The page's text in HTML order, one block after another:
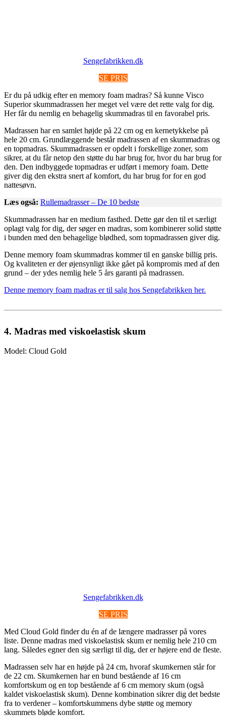
Sengefabrikken.dk
SE PRIS
Er du på udkig efter en memory foam madras? Så kunne Visco
Superior skummadrassen her meget vel være det rette valg for dig.
Her får du nemlig en behagelig skummadras til en favorabel pris.
Madrassen har en samlet højde på 22 cm og en kernetykkelse på
hele 20 cm. Grundlæggende består madrassen af en skummadras og
en topmadras. Skummadrassen er opdelt i forskellige zoner, som
sikrer, at du får netop den støtte du har brug for, hvor du har brug for
den. Den indbyggede topmadras er udført i memory foam. Dette
giver dig den ekstra snert af komfort, du har brug for for en god
nattesøvn.
Læs også: Rullemadrasser – De 10 bedste
Skummadrassen har en medium fasthed. Dette gør den til et særligt
oplagt valg for dig, der søger en madras, som kombinerer solid støtte
i bunden med den behagelige blødhed, som topmadrassen giver dig.
Denne memory foam skummadras kommer til en ganske billig pris.
Og kvaliteten er der øjensynligt ikke gået på kompromis med af den
grund – der ydes nemlig hele 5 års garanti på madrassen.
Denne memory foam madras er til salg hos Sengefabrikken her.
4. Madras med viskoelastisk skum
Model: Cloud Gold
Sengefabrikken.dk
SE PRIS
Med Cloud Gold finder du én af de længere madrasser på vores
liste. Denne madras med viskoelastisk skum er nemlig hele 210 cm
lang. Således egner den sig særligt til dig, der er højere end de fleste.
Madrassen selv har en højde på 24 cm, hvoraf skumkernen står for
de 22 cm. Skumkernen har en bund bestående af 16 cm
komfortskum og en top bestående af 6 cm memory skum (også
kaldet viskoelastisk skum). Denne kombination sikrer dig det bedste
fra to verdener – komfortskummens dybe støtte og memory
skummets bløde komfort.